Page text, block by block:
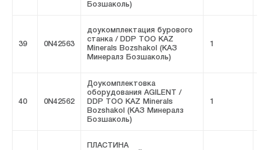
Бозшаколь)
39 0N42563
доукомплектация бурового
станка / DDP ТОО KAZ
Minerals Bozshakol (КАЗ
Минералз Бозшаколь)
1
40 0N42562
Доукомплектовка
оборудования AGILENT /
DDP ТОО KAZ Minerals
Bozshakol (КАЗ Минералз
Бозшаколь)
1
ПЛАСТИНА